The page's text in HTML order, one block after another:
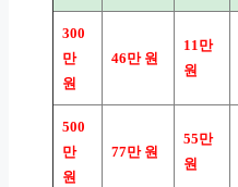
300
만
원
46만 원
11만
원
500
만
원
77만 원
55만
원